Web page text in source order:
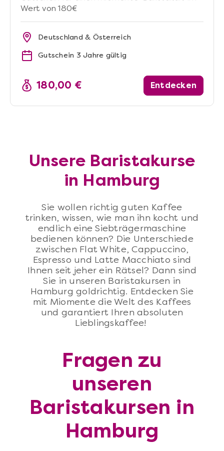
Wert von 180€
Deutschland & Österreich
Gutschein 3 Jahre gültig
180,00 € Entdecken
Unsere Baristakurse
in Hamburg
Sie wollen richtig guten Kaffee
trinken, wissen, wie man ihn kocht und
endlich eine Siebträgermaschine
bedienen können? Die Unterschiede
zwischen Flat White, Cappuccino,
Espresso und Latte Macchiato sind
Ihnen seit jeher ein Rätsel? Dann sind
Sie in unseren Baristakursen in
Hamburg goldrichtig. Entdecken Sie
mit Miomente die Welt des Kaffees
und garantiert Ihren absoluten
Lieblingskaffee!
Fragen zu
unseren
Baristakursen in
Hamburg